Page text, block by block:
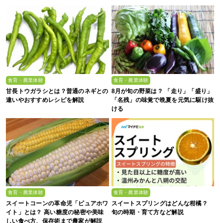
食育・農業体験
甘長トウガラシとは？普通のネギとの
違いやおすすめレシピを解説
食育・農業体験
8月が旬の野菜は？ 「走り」「盛り」
「名残」の味覚で晩夏を元気に駆け抜
ける
食育・農業体験
スイートコーンの革命児「ピュアホワ
イト」とは？ 高い糖度の秘密や美味
しい食べ方、保存術まで農家が解説
食育・農業体験
スイートスプリングはどんな柑橘？
旬の時期・育て方など解説